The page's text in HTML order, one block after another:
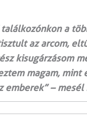
a
az arcom,
kisugárzásom
magam, mint
emberek” –